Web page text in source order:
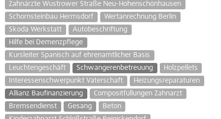
Zahnärzte Wustrower Straße Neu-Hohenschönhausen
Schornsteinbau Hermsdorf
Wertanrechnung Berlin
Skoda Werkstatt
Autobeschriftung
Hilfe bei Demenzpflege
Kursleiter Spanisch auf ehrenamtlicher Basis
Leuchtengeschäft
Schwangerenbetreuung
Holzpellets
Interessenschwerpunkt Vaterschaft
Heizungsreparaturen
Allianz Baufinanzierung
Compositfüllungen Zahnarzt
Bremsendienst
Gesang
Beton